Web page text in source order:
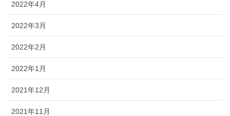
2022年4月
2022年3月
2022年2月
2022年1月
2021年12月
2021年11月